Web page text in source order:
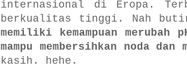
internasional di Eropa.
berkualitas tinggi. Nah
memiliki kemampuan
mampu membersihkan noda dan
kasih. hehe.